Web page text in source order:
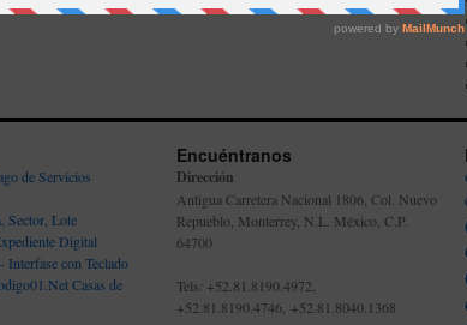
de Servicios
Sector, Lote
Digital
Interfase con Teclado
Casas de
Encuéntranos
Dirección
Antigua Carretera Nacional 1806, Col. Nuevo
Repueblo, Monterrey, N.L. México, C.P.
64700
Tels: +52.81.8190.4972,
+52.81.8190.4746, +52.81.8040.1368